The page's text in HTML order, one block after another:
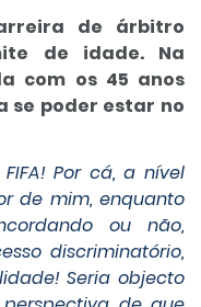
de árbitro
de idade. Na
com os 45 anos
se poder estar no
Por cá, a nível
de mim, enquanto
ou não,
discriminatório,
Seria objecto